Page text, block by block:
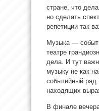
стране, что
но сделать
репетиции так
Музыка —
театре
дела. И тут
музыку не как
событийный ряд
находящих
В финале